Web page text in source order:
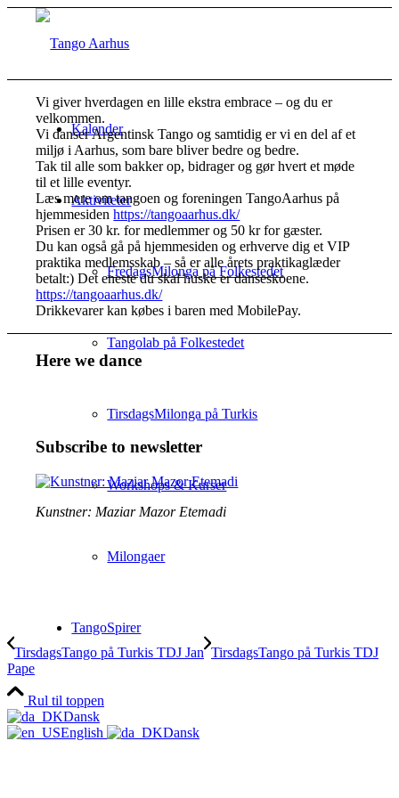
Kalender
Aktiviteter
FredagsMilonga på Folkestedet
Tangolab på Folkestedet
TirsdagsMilonga på Turkis
Workshops & Kurser
Milongaer
TangoSpirer
Vær med 👉
Vi giver hverdagen en lille ekstra embrace – og du er
velkommen.
Vi danser Argentinsk Tango og samtidig er vi en del af et
miljø i Aarhus, som bare bliver bedre og bedre.
Tak til alle som bakker op, bidrager og gør hvert et møde
til et lille eventyr.
Læs mere om tangoen og foreningen TangoAarhus på
hjemmesidenhttps://tangoaarhus.dk/
Prisen er 30 kr. for medlemmer og 50 kr for gæster.
Du kan også gå på hjemmesiden og erhverve dig et VIP
praktika medlemsskab – så er alle årets praktikaglæder
betalt:) Det eneste du skal huske er danseskoene.
https://tangoaarhus.dk/
Drikkevarer kan købes i baren med MobilePay.
Here we dance
Subscribe to newsletter
Kunstner: Maziar Mazor Etemadi
TirsdagsTango på Turkis TDJ Jan TirsdagsTango på Turkis TDJ
Pape
Rul til toppen
Dansk
English
Dansk